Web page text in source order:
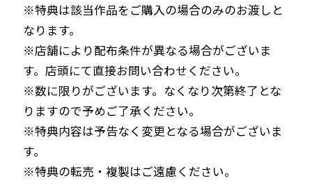
※特典は該当作品をご購入の場合のみのお渡しと
なります。
※店舗により配布条件が異なる場合がございま
す。店頭にて直接お問い合わせください。
※数に限りがございます。なくなり次第終了とな
りますので予めご了承ください。
※特典内容は予告なく変更となる場合がございま
す。
※特典の転売・複製はご遠慮ください。